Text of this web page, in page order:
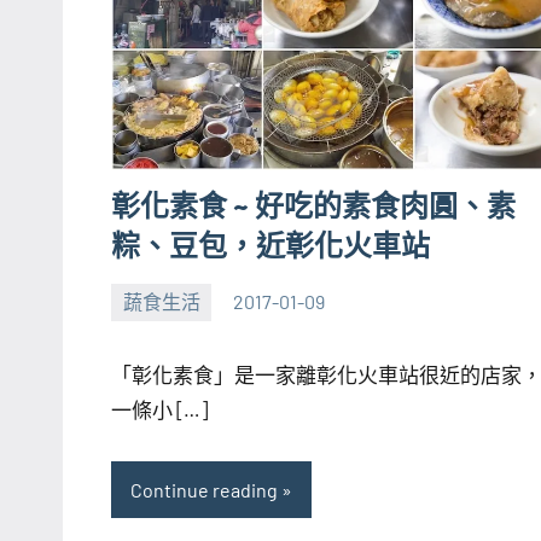
彰化素食 ~ 好吃的素食肉圓、素
粽、豆包，近彰化火車站
蔬食生活 2017-01-09
張
芋「彰化素食」是一家離彰化火車站很近的店家
一條小 […]
Continue reading